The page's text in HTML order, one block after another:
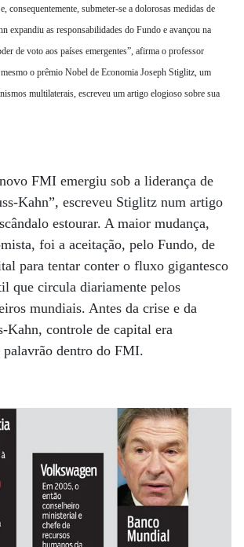
consequentemente, submeter-se a dolorosas medidas de
expandiu as responsabilidades do Fundo e avançou na
de voto aos países emergentes”, afirma o professor
o prêmio Nobel de Economia Joseph Stiglitz, um
multilaterais, escreveu um artigo elogioso sobre sua
FMI emergiu sob a liderança de
Kahn”, escreveu Stiglitz num artigo
estourar. A maior mudança,
foi a aceitação, pelo Fundo, de
para tentar conter o fluxo gigantesco
que circula diariamente pelos
mundiais. Antes da crise e da
Kahn, controle de capital era
palavrão dentro do FMI.